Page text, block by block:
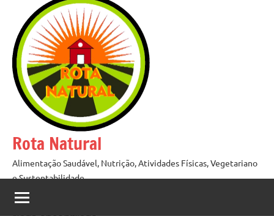
conteúdo
Rota Natural
Alimentação Saudável, Nutrição, Atividades Físicas, Vegetariano
e Sustentabilidade